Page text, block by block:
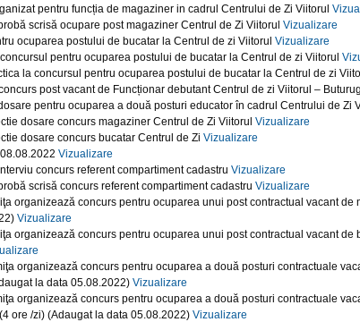
pentru funcția de magaziner in cadrul Centrului de Zi Viitorul
scrisă ocupare post magaziner Centrul de Zi Viitorul Vizualizare
ocuparea postului de bucatar la Centrul de zi Viitorul Vizualizare
pentru ocuparea postului de bucatar la Centrul de zi Viitorul
la concursul pentru ocuparea postului de bucatar la Centrul de zi
post vacant de Funcționar debutant Centrul de zi Viitorul –
pentru ocuparea a două posturi educator în cadrul Centrului de Zi
dosare concurs magaziner Centrul de Zi Viitorul Vizualizare
dosare concurs bucatar Centrul de Zi Vizualizare
Vizualizare
concurs referent compartiment cadastru Vizualizare
scrisă concurs referent compartiment cadastru Vizualizare
organizează concurs pentru ocuparea unui post contractual vacant de
Vizualizare
organizează concurs pentru ocuparea unui post contractual vacant de
organizează concurs pentru ocuparea a două posturi contractuale
la data 05.08.2022) Vizualizare
organizează concurs pentru ocuparea a două posturi contractuale
ore /zi) (Adaugat la data 05.08.2022) Vizualizare